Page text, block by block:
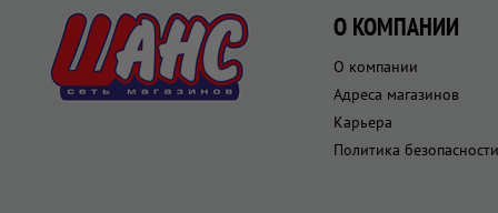
О КОМПАНИИ
О компании
Адреса магазинов
Карьера
Политика безопасности